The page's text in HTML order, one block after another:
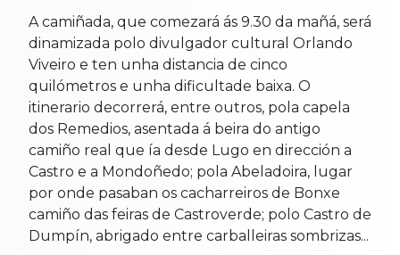
A camiñada, que comezará ás 9.30 da mañá, será
dinamizada polo divulgador cultural Orlando
Viveiro e ten unha distancia de cinco
quilómetros e unha dificultade baixa. O
itinerario decorrerá, entre outros, pola capela
dos Remedios, asentada á beira do antigo
camiño real que ía desde Lugo en dirección a
Castro e a Mondoñedo; pola Abeladoira, lugar
por onde pasaban os cacharreiros de Bonxe
camiño das feiras de Castroverde; polo Castro de
Dumpín, abrigado entre carballeiras sombrizas...